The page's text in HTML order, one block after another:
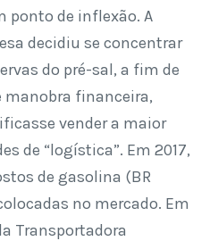
ponto de inflexão. A
decidiu se concentrar
do pré-sal, a fim de
financeira,
vender a maior
de “logística”. Em 2017,
de gasolina (BR
no mercado. Em
Transportadora